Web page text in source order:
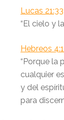
Lucas 21:33
“El cielo y
Hebreos
“Porque la
cualquier
y del
para